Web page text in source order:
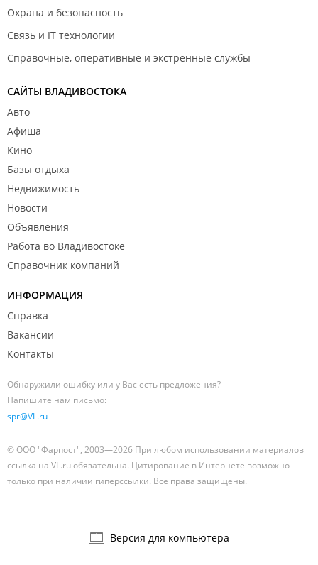
Охрана и безопасность
Связь и IT технологии
Справочные, оперативные и экстренные службы
САЙТЫ ВЛАДИВОСТОКА
Авто
Афиша
Кино
Базы отдыха
Недвижимость
Новости
Объявления
Работа во Владивостоке
Справочник компаний
ИНФОРМАЦИЯ
Справка
Вакансии
Контакты
Обнаружили ошибку или у Вас есть предложения?
Напишите нам письмо:
spr@VL.ru
© ООО "Фарпост", 2003—2026 При любом использовании материалов
ссылка на VL.ru обязательна. Цитирование в Интернете возможно
только при наличии гиперссылки. Все права защищены.
Версия для компьютера